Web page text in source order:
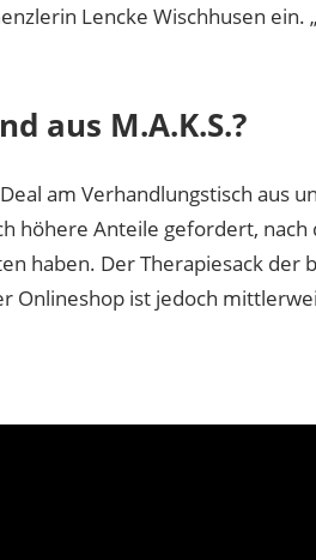
Lencke Wischhusen ein.
aus M.A.K.S.?
am Verhandlungstisch aus
höhere Anteile gefordert, nach
haben. Der Therapiesack der
Onlineshop ist jedoch